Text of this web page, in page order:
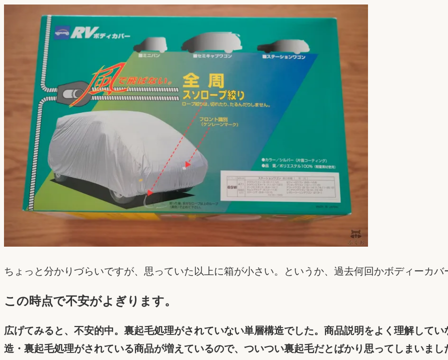
ちょっと分かりづらいですが、思っていた以上に箱が小さい。というか、過去何回かボディーカ
この時点で不安がよぎります。
広げてみると、不安的中。裏起毛処理がされていない単層構造でした。商品説明をよく理解して
造・裏起毛処理がされている商品が増えているので、ついつい裏起毛だとばかり思ってしまいまし